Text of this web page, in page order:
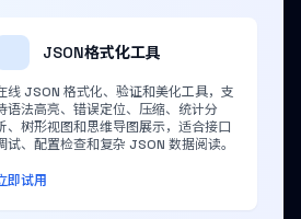
JSON格式化工具
线 JSON 格式化、验证和美化工具，支
语法高亮、错误定位、压缩、统计分
、树形视图和思维导图展示，适合接口
试、配置检查和复杂 JSON 数据阅读。
即试用